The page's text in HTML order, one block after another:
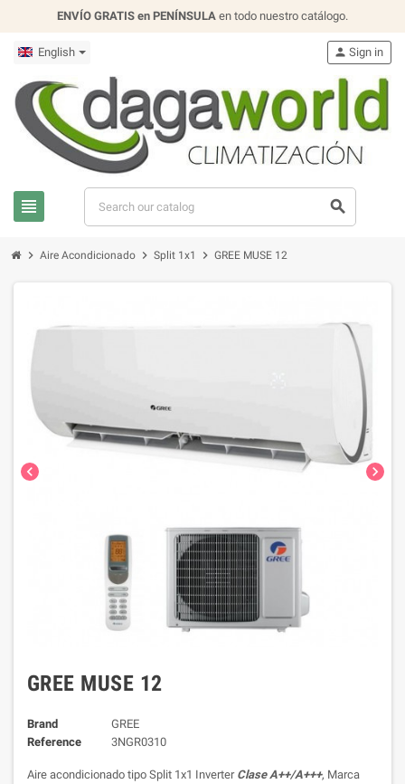
ENVÍO GRATIS en PENÍNSULA en todo nuestro catálogo.
English
view_headline search
person Sign in
chevron_right Aire Acondicionado chevron_right Split 1x1 chevron_right GREE MUSE 12
chevron_left chevron_right
GREE MUSE 12
Brand
GREE
Reference
3NGR0310
Aire acondicionado tipo Split 1x1 Inverter Clase A++/A+++, Marca